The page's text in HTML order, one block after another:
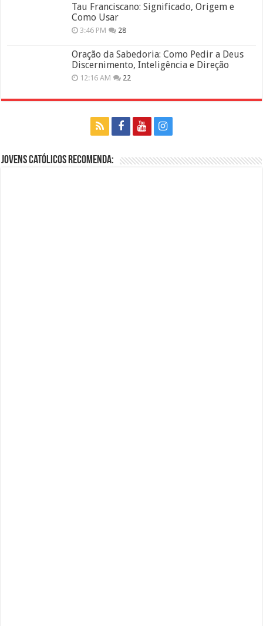
Tau Franciscano: Significado, Origem e
Como Usar
3:46 PM 28
Oração da Sabedoria: Como Pedir a Deus
Discernimento, Inteligência e Direção
12:16 AM 22
Jovens Católicos Recomenda: